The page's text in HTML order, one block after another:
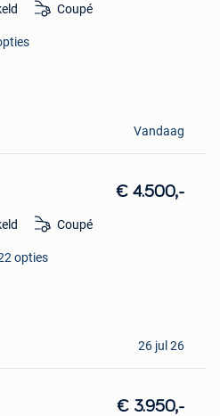
Coupé
Vandaag
€ 4.500,-
Coupé
opties
26 jul 26
€ 3.950,-